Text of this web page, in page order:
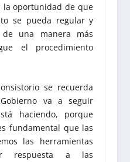
la oportunidad de que
se pueda regular y
una manera más
el procedimiento
se recuerda
va a seguir
haciendo, porque
fundamental que las
las herramientas
respuesta a las